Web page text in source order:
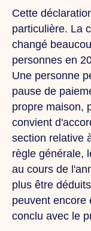
Cette
particulière. La
changé
personnes en
Une personne
pause de
propre maison,
convient
section relative
règle générale,
au cours de
plus être
peuvent encore
conclu avec le